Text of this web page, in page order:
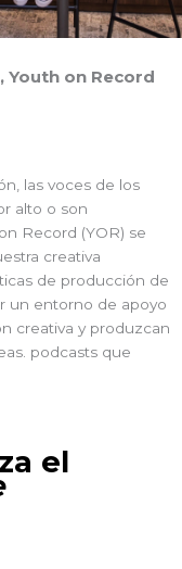
Youth on Record
las voces de los
alto o son
Record (YOR) se
creativa
de producción de
un entorno de apoyo
creativa y produzcan
podcasts que
el